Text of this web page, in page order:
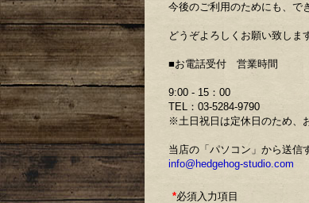
今後のご利用のためにも、で
どうぞよろしくお願い致しま
■お電話受付 営業時間
9:00 - 15：00
TEL：03-5284-9790
※土日祝日は定休日のため、
当店の「パソコン」から送信
info@hedgehog-studio.com
*必須入力項目